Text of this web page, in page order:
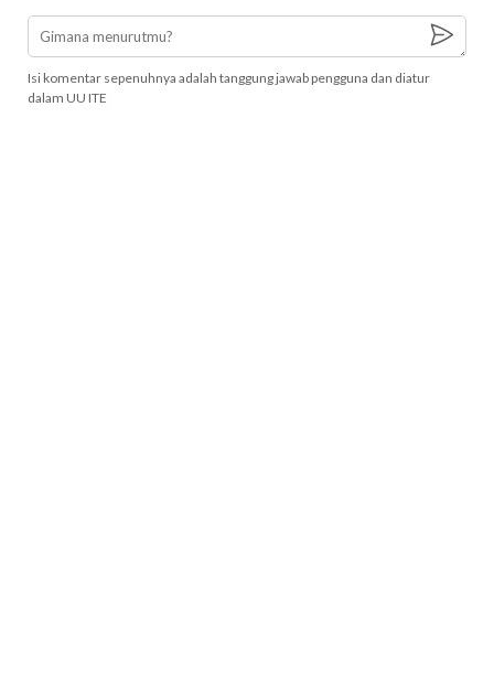
Isi komentar sepenuhnya adalah tanggung jawab pengguna dan diatur
dalam UU ITE